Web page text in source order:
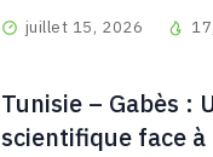
juillet 15, 2026
Tunisie – Gabès :
scientifique face à